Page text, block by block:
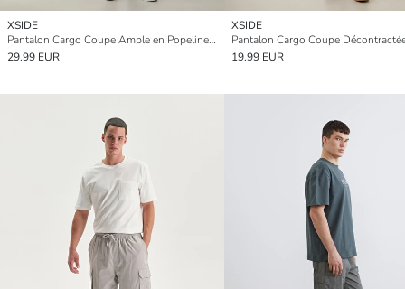
XSIDE
Pantalon Cargo Coupe Ample en Popeline pour Hommes
29.99 EUR
XSIDE
19.99 EUR